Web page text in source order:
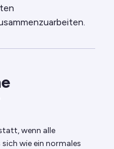
wenn alle
wie ein normales